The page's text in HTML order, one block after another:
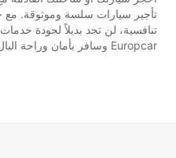
تأجير سيارات سلسة وموثوقة. مع
Europcar وسافر بأمان وراحة البال.